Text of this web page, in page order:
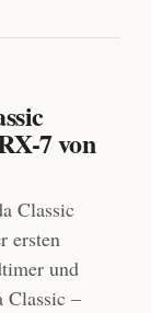
7 von
Classic
ersten
und
Classic –